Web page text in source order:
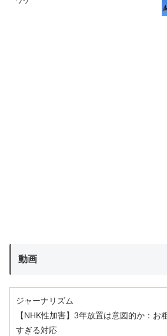
動画
ジャーナリズム
【NHK性加害】3年放置は意図的か：お
すぎる対応